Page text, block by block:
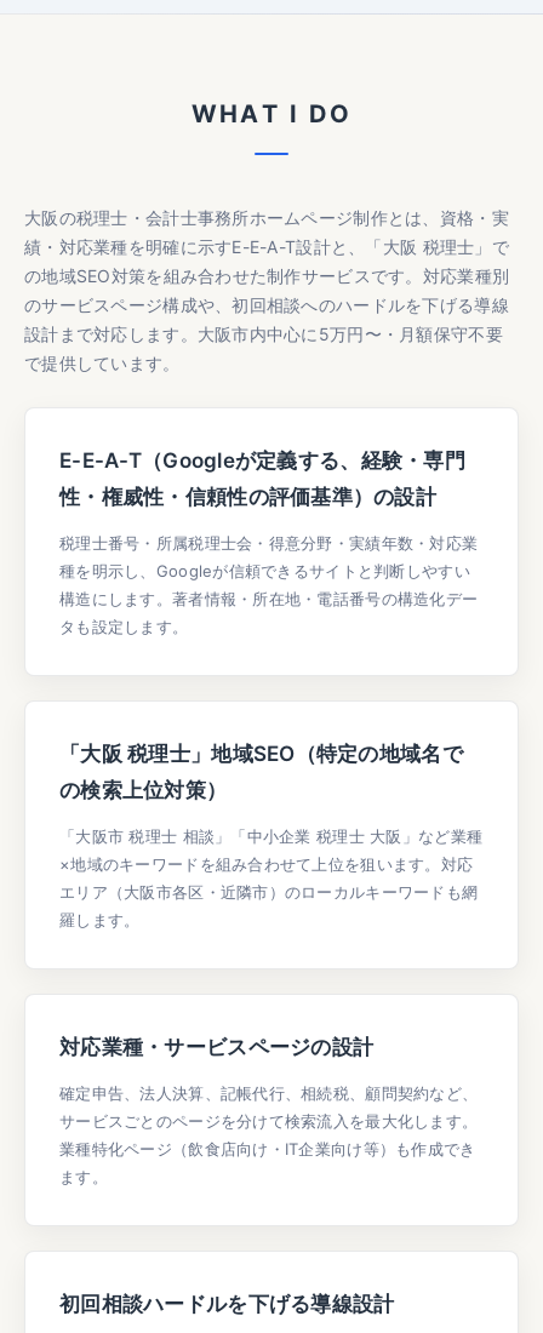
WHAT I DO
大阪の税理士・会計士事務所ホームページ制作とは、資格・実
績・対応業種を明確に示すE-E-A-T設計と、「大阪 税理士」で
の地域SEO対策を組み合わせた制作サービスです。対応業種別
のサービスページ構成や、初回相談へのハードルを下げる導線
設計まで対応します。大阪市内中心に5万円〜・月額保守不要
で提供しています。
E-E-A-T（Googleが定義する、経験・専門
性・権威性・信頼性の評価基準）の設計
税理士番号・所属税理士会・得意分野・実績年数・対応業
種を明示し、Googleが信頼できるサイトと判断しやすい
構造にします。著者情報・所在地・電話番号の構造化デー
タも設定します。
「大阪 税理士」地域SEO（特定の地域名で
の検索上位対策）
「大阪市 税理士 相談」「中小企業 税理士 大阪」など業種
×地域のキーワードを組み合わせて上位を狙います。対応
エリア（大阪市各区・近隣市）のローカルキーワードも網
羅します。
対応業種・サービスページの設計
確定申告、法人決算、記帳代行、相続税、顧問契約など、
サービスごとのページを分けて検索流入を最大化します。
業種特化ページ（飲食店向け・IT企業向け等）も作成でき
ます。
初回相談ハードルを下げる導線設計